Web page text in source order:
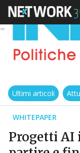
Ultimi articoli
WHITEPAPER
Progetti AI